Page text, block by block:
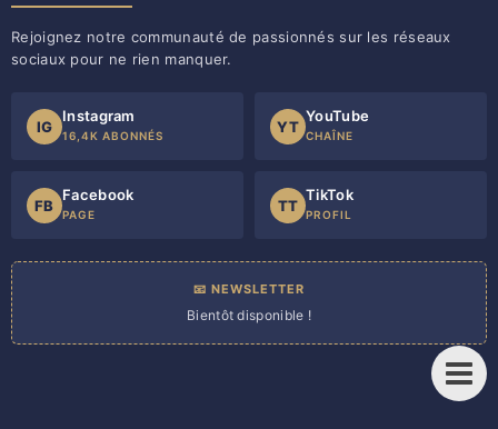
Rejoignez notre communauté de passionnés sur les réseaux
sociaux pour ne rien manquer.
IG
Instagram
16,4K ABONNÉS
YT
YouTube
CHAÎNE
FB
Facebook
PAGE
TT
TikTok
PROFIL
📧 NEWSLETTER
Bientôt disponible !